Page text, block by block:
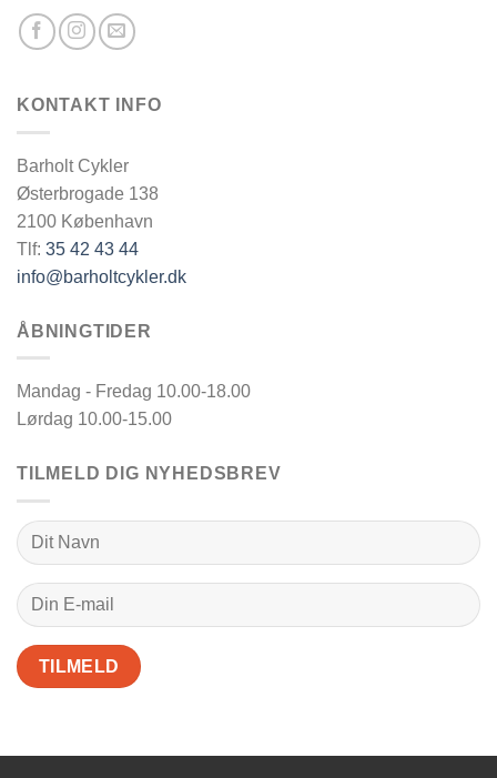
KONTAKT INFO
Barholt Cykler
Østerbrogade 138
2100 København
Tlf: 35 42 43 44
info@barholtcykler.dk
ÅBNINGTIDER
Mandag - Fredag 10.00-18.00
Lørdag 10.00-15.00
TILMELD DIG NYHEDSBREV